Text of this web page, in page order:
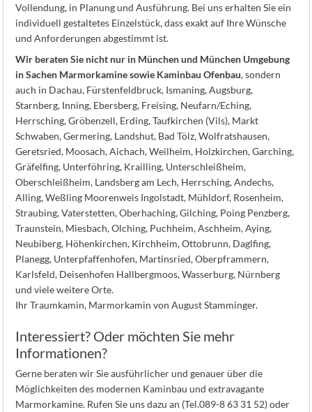
Vollendung, in Planung und Ausführung. Bei uns erhalten Sie ein
individuell gestaltetes Einzelstück, dass exakt auf Ihre Wünsche
und Anforderungen abgestimmt ist.
Wir beraten Sie nicht nur in München und München Umgebung
in Sachen Marmorkamine sowie Kaminbau Ofenbau, sondern
auch in Dachau, Fürstenfeldbruck, Ismaning, Augsburg,
Starnberg, Inning, Ebersberg, Freising, Neufarn/Eching,
Herrsching, Gröbenzell, Erding, Taufkirchen (Vils), Markt
Schwaben, Germering, Landshut, Bad Tölz, Wolfratshausen,
Geretsried, Moosach, Aichach, Weilheim, Holzkirchen, Garching,
Gräfelfing, Unterföhring, Krailling, Unterschleißheim,
Oberschleißheim, Landsberg am Lech, Herrsching, Andechs,
Alling, Weßling Moorenweis Ingolstadt, Mühldorf, Rosenheim,
Straubing, Vaterstetten, Oberhaching, Gilching, Poing Penzberg,
Traunstein, Miesbach, Olching, Puchheim, Aschheim, Aying,
Neubiberg, Höhenkirchen, Kirchheim, Ottobrunn, Daglfing,
Planegg, Unterpfaffenhofen, Martinsried, Oberpframmern,
Karlsfeld, Deisenhofen Hallbergmoos, Wasserburg, Nürnberg
und viele weitere Orte.
Ihr Traumkamin, Marmorkamin von August Stamminger.
Interessiert? Oder möchten Sie mehr
Informationen?
Gerne beraten wir Sie ausführlicher und genauer über die
Möglichkeiten des modernen Kaminbau und extravagante
Marmorkamine. Rufen Sie uns dazu an (Tel.089-8 63 31 52) oder